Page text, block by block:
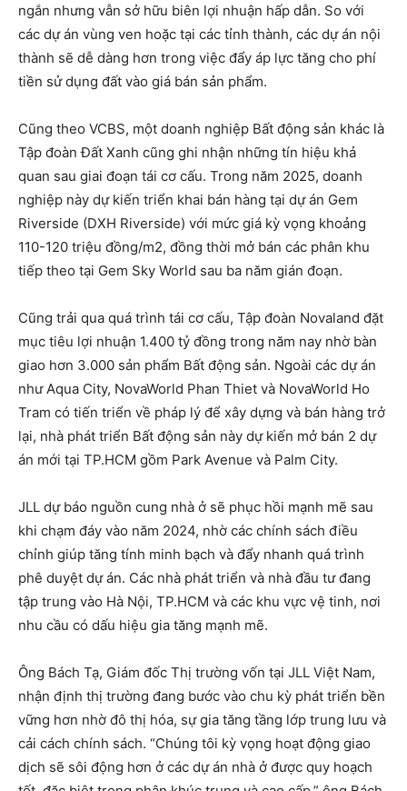
ngắn nhưng vẫn sở hữu biên lợi nhuận hấp dẫn. So với
các dự án vùng ven hoặc tại các tỉnh thành, các dự án nội
thành sẽ dễ dàng hơn trong việc đẩy áp lực tăng cho phí
tiền sử dụng đất vào giá bán sản phẩm.
Cũng theo VCBS, một doanh nghiệp Bất động sản khác là
Tập đoàn Đất Xanh cũng ghi nhận những tín hiệu khả
quan sau giai đoạn tái cơ cấu. Trong năm 2025, doanh
nghiệp này dự kiến triển khai bán hàng tại dự án Gem
Riverside (DXH Riverside) với mức giá kỳ vọng khoảng
110-120 triệu đồng/m2, đồng thời mở bán các phân khu
tiếp theo tại Gem Sky World sau ba năm gián đoạn.
Cũng trải qua quá trình tái cơ cấu, Tập đoàn Novaland đặt
mục tiêu lợi nhuận 1.400 tỷ đồng trong năm nay nhờ bàn
giao hơn 3.000 sản phẩm Bất động sản. Ngoài các dự án
như Aqua City, NovaWorld Phan Thiet và NovaWorld Ho
Tram có tiến triển về pháp lý để xây dựng và bán hàng trở
lại, nhà phát triển Bất động sản này dự kiến mở bán 2 dự
án mới tại TP.HCM gồm Park Avenue và Palm City.
JLL dự báo nguồn cung nhà ở sẽ phục hồi mạnh mẽ sau
khi chạm đáy vào năm 2024, nhờ các chính sách điều
chỉnh giúp tăng tính minh bạch và đẩy nhanh quá trình
phê duyệt dự án. Các nhà phát triển và nhà đầu tư đang
tập trung vào Hà Nội, TP.HCM và các khu vực vệ tinh, nơi
nhu cầu có dấu hiệu gia tăng mạnh mẽ.
Ông Bách Tạ, Giám đốc Thị trường vốn tại JLL Việt Nam,
nhận định thị trường đang bước vào chu kỳ phát triển bền
vững hơn nhờ đô thị hóa, sự gia tăng tầng lớp trung lưu và
cải cách chính sách. “Chúng tôi kỳ vọng hoạt động giao
dịch sẽ sôi động hơn ở các dự án nhà ở được quy hoạch